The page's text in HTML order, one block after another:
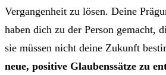
Vergangenheit zu lösen. Deine
haben dich zu der Person gemacht,
sie müssen nicht deine Zukunft
neue, positive Glaubenssätze zu